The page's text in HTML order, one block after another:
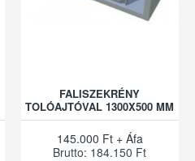
FALISZEKRÉNY
TOLÓAJTÓVAL 1300X500 MM
145.000 Ft + Áfa
Brutto: 184.150 Ft